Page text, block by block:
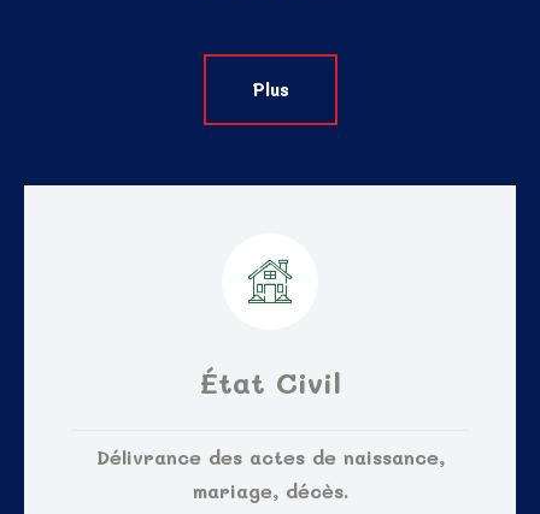
Plus
État Civil
Délivrance des actes de naissance,
mariage, décès.